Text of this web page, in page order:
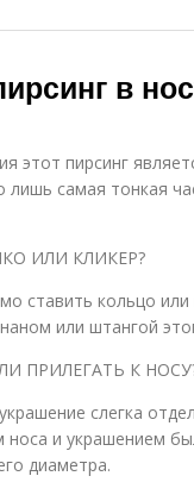
в
этот пирсинг
лишь самая тонкая
ИЛИ КЛИКЕР?
ставить кольцо или
или штангой
ПРИЛЕГАТЬ К
слегка
носа и украшением
диаметра.